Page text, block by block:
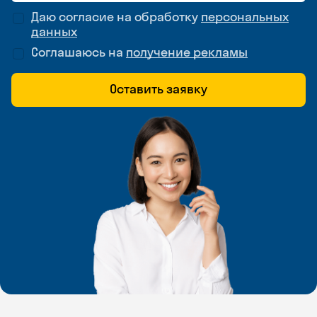
Даю согласие на обработку персональных
данных
Соглашаюсь на получение рекламы
Оставить заявку